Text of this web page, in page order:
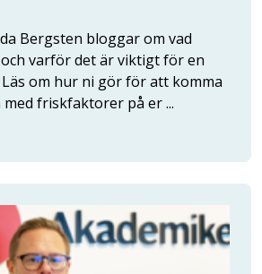
Bergsten bloggar om vad
varför det är viktigt för en
om hur ni gör för att komma
friskfaktorer på er ...